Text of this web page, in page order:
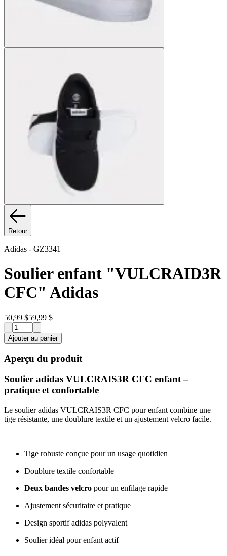
Retour
Adidas - GZ3341
Soulier enfant "VULCRAID3R
CFC" Adidas
50,99 $59,99 $
Ajouter au panier
Aperçu du produit
Soulier adidas VULCRAIS3R CFC enfant –
pratique et confortable
Le soulier adidas VULCRAIS3R CFC pour enfant combine une
tige résistante, une doublure textile et un ajustement velcro facile.
Tige robuste conçue pour un usage quotidien
Doublure textile confortable
Deux bandes velcro pour un enfilage rapide
Ajustement sécuritaire et pratique
Design sportif adidas polyvalent
Soulier idéal pour enfant actif